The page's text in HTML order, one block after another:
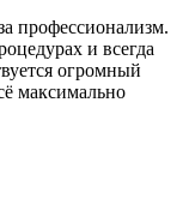
профессионализм.
и всегда
огромный
максимально